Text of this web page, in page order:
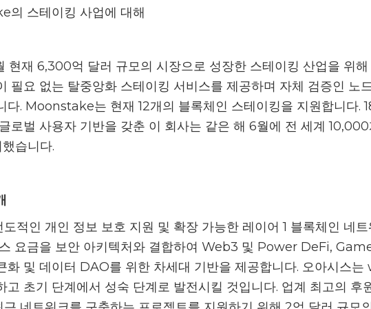
의 스테이킹 사업에 대해
현재 6,300억 달러 규모의 시장으로 성장한 스테이킹 산업을 위
필요 없는 탈중앙화 스테이킹 서비스를 제공하며 자체 검증인 노
다. Moonstake는 현재 12개의 블록체인 스테이킹을 지원합니다.
로벌 사용자 기반을 갖춘 이 회사는 같은 해 6월에 전 세계
습니다.
적인 개인 정보 보호 지원 및 확장 가능한 레이어 1 블록체인 네
요금을 보안 아키텍처와 결합하여 Web3 및 Power DeFi,
화 및 데이터 DAO를 위한 차세대 기반을 제공합니다. 오아시스
고 초기 단계에서 성숙 단계로 발전시킬 것입니다. 업계 최고의 후